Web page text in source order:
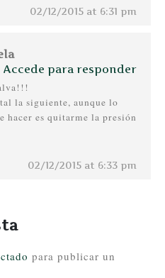
02/12/2015 at 6:31 pm
Accede para responder
la siguiente, aunque lo
hacer es quitarme la presión
02/12/2015 at 6:33 pm
para publicar un